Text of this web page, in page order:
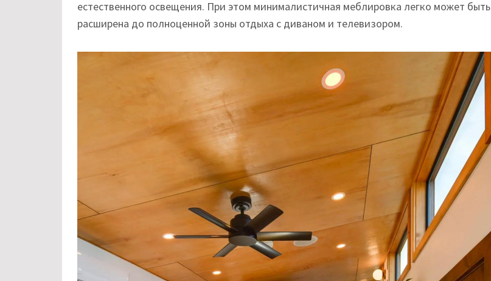
естественного освещения. При этом минималистичная меблировка легко может быть
расширена до полноценной зоны отдыха с диваном и телевизором.